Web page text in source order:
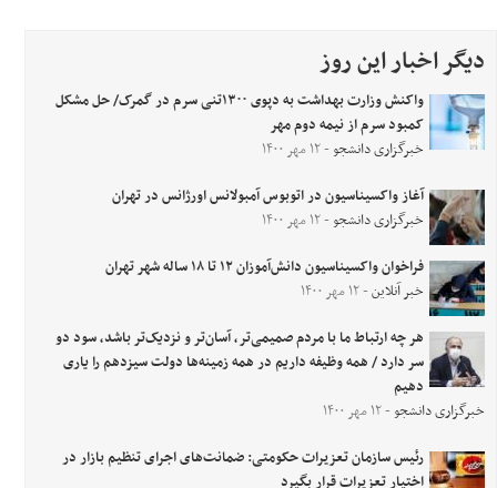
دیگر اخبار این روز
واکنش وزارت بهداشت به دپوی ۱۳۰۰تنی سرم در گمرک/ حل مشکل
کمبود سرم از نیمه دوم مهر
خبرگزاری دانشجو- ۱۲ مهر ۱۴۰۰
آغاز واکسیناسیون در اتوبوس آمبولانس اورژانس در تهران
خبرگزاری دانشجو- ۱۲ مهر ۱۴۰۰
فراخوان واکسیناسیون دانش‌آموزان ۱۲ تا ۱۸ ساله شهر تهران
خبر آنلاین- ۱۲ مهر ۱۴۰۰
هر چه ارتباط ما با مردم صمیمی‌تر، آسان‌تر و نزدیک‌تر باشد، سود دو
سر دارد / همه وظیفه داریم در همه زمینه‌ها دولت سیزدهم را یاری
دهیم
خبرگزاری دانشجو- ۱۲ مهر ۱۴۰۰
رئیس سازمان تعزیرات حکومتی: ضمانت‌های اجرای تنظیم بازار در
اختیار تعزیرات قرار بگیرد